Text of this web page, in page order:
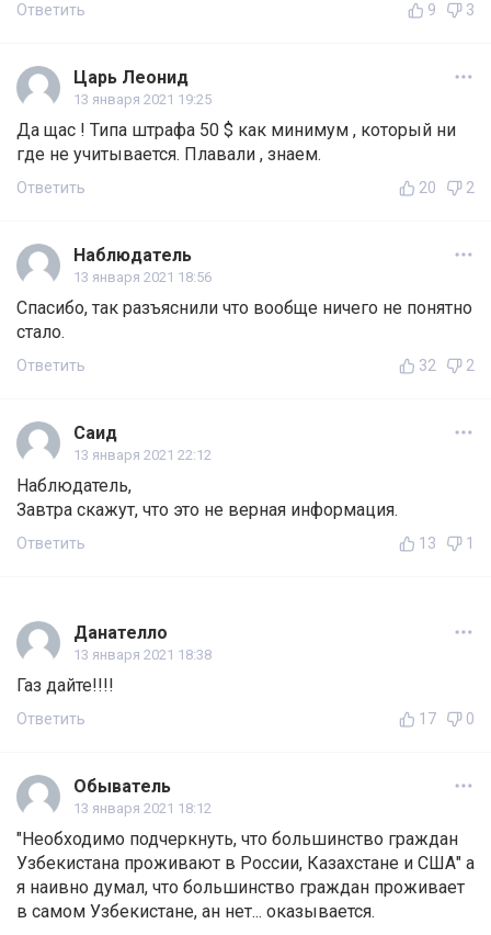
Ответить 9 3
Царь Леонид
13 января 2021 19:25
Да щас ! Типа штрафа 50 $ как минимум , который ни
где не учитывается. Плавали , знаем.
Ответить 20 2
Наблюдатель
13 января 2021 18:56
Спасибо, так разъяснили что вообще ничего не понятно
стало.
Ответить 32 2
Саид
13 января 2021 22:12
Наблюдатель,
Завтра скажут, что это не верная информация.
Ответить 13 1
Данателло
13 января 2021 18:38
Газ дайте!!!!
Ответить 17 0
Обыватель
13 января 2021 18:12
"Необходимо подчеркнуть, что большинство граждан
Узбекистана проживают в России, Казахстане и США" а
я наивно думал, что большинство граждан проживает
в самом Узбекистане, ан нет... оказывается.